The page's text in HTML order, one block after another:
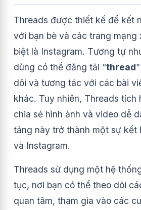
Threads được thiết kế để kết
với bạn bè và các trang mạng
biệt là Instagram. Tương tự
dùng có thể đăng tải “thread
dõi và tương tác với các bài
khác. Tuy nhiên, Threads tích
chia sẻ hình ảnh và video dễ
tảng này trở thành một sự kết
và Instagram.
Threads sử dụng một hệ
tục, nơi bạn có thể theo dõi
quan tâm, tham gia vào các